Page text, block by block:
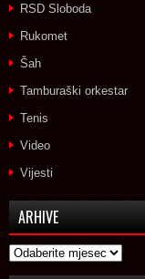
RSD Sloboda
Rukomet
Šah
Tamburaški orkestar
Tenis
Video
Vijesti
ARHIVE
Arhive